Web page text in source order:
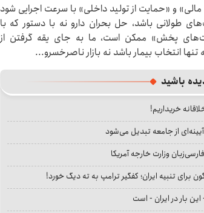
مالی» و «حمایت از تولید داخلی» با سرعت اجرایی شود
طولانی باشد، حل بحران دارو نه با دستور که با
پخش» ممکن است، ما به جای یقه گرفتن از
انتخاب بیمار باشد نه بازار ناصرخسرو...
باشید
خریداریم!
از جامعه تبدیل می‌شود
وزارت خارجه آمریکا
برای تنبیه ایران؛ کفگیر ترامپ به ته دیگ خورد!
این بار در ایران - است